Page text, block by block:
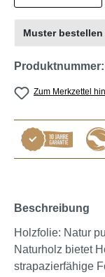
Zum Merkzettel
Muster bestellen
Produktnummer:
Beschreibung
Holzfolie: Natur
Naturholz bietet
strapazierfähige